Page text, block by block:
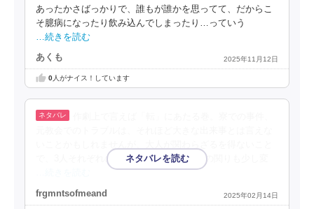
あったかさばっかりで、誰もが誰かを思ってて、だからこ
そ臆病になったり飲み込んでしまったり…っていう
…続きを読む
あくも 2025年11月12日
0人がナイス！しています
で、3人それぞれの周りにいる大人たちとの関りも少し変
frgmntsofmeand 2025年02月14日